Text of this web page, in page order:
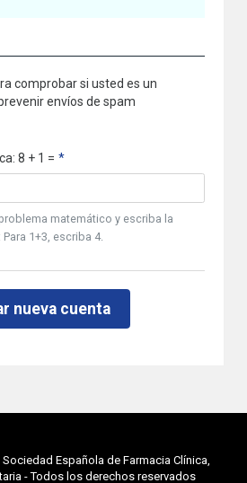
comprobar si usted es un
envíos de spam
8 + 1 =
matemático y escriba la
1+3, escriba 4.
Española de Farmacia Clínica,
- Todos los derechos reservados